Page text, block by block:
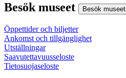
Besök museet Besök museet
Öppettider och biljetter
Ankomst och tillgänglighet
Utställningar
Saavutettavuusseloste
Tietosuojaseloste